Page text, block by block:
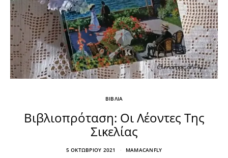
ΒΙΒΛΙΑ
Βιβλιοπρόταση: Οι Λέοντες Της
Σικελίας
5 ΟΚΤΩΒΡΊΟΥ 2021 MAMACANFLY